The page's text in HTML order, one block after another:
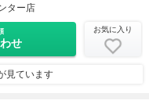
ター店
せ
お気に入り
見ています